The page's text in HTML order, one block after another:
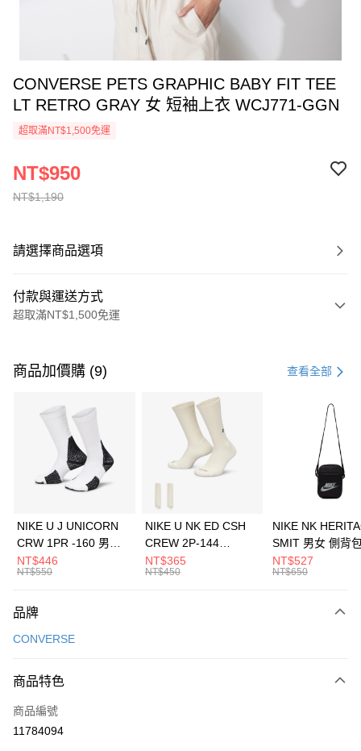
CONVERSE PETS GRAPHIC BABY FIT TEE
LT RETRO GRAY 女 短袖上衣 WCJ771-GGN
超取滿NT$1,500免運
NT$1,190
NT$950
請選擇商品選項
付款與運送方式
超取滿NT$1,500免運
信用卡一次付款
3 期 0 利率 每期 21家銀行
合作金庫商業銀行
第一商業銀行
華南商業銀行
彰化商業銀行
上海商業儲蓄銀行
元大商業銀行
台灣樂天信用卡公司
Apple Pay
全盈+PAY
AFTEE先享後付
【關於「AFTEE先享後付」】
便利好安心！
３．安心：先確認商品／服務後，再付款。
【「AFTEE先享後付」結帳流程】
１．於結帳方式選擇「AFTEE先享後付」後，將跳轉至「AFTEE先享後付」
運送方式
每筆NT$100，滿NT$1,500(含以上)免運費
宅配
每筆NT$100，滿NT$1,500(含以上)免運費
商品加價購 (9) 查看全部
NIKE U J UNICORN
CRW 1PR -160 男女
中統襪 FZ3393100
NT$446
NT$550
NIKE U NK ED CSH
CREW 2P-144
EMBRDY 男女 短統襪
FZ3073133
NT$365
NT$450
NIKE NK
SMIT 男女 側背
BA5871010
NT$527
NT$650
品牌
CONVERSE
商品特色
商品編號
11784094